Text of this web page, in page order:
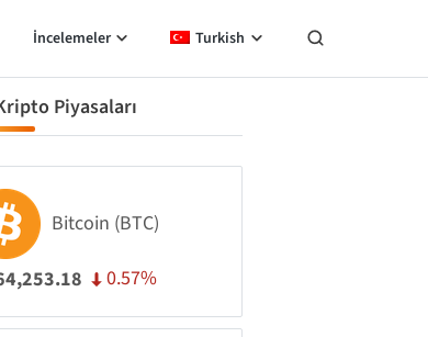
İncelemeler Turkish
Piyasaları
Bitcoin (BTC)
0.57%